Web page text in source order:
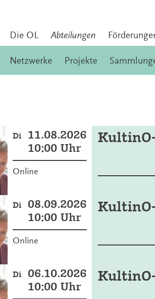
Die OL Abteilungen
Netzwerke Projekte
Di
11.08.2026
10:00 Uhr
Online
Di
08.09.2026
10:00 Uhr
Online
Di
06.10.2026
10:00 Uhr